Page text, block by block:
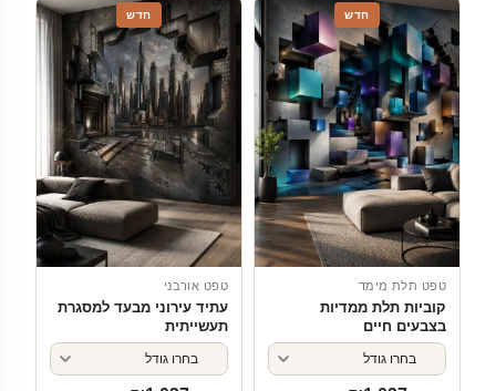
חדש
טפט תלת מימד
קוביות תלת ממדיות
בצבעים חיים
חדש
טפט אורבני
עתיד עירוני מבעד למסגרת
תעשייתית